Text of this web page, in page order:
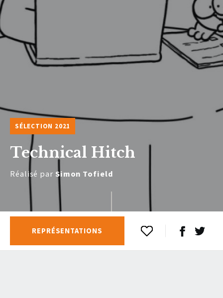
SÉLECTION 2021
Technical Hitch
Réalisé par Simon Tofield
REPRÉSENTATIONS